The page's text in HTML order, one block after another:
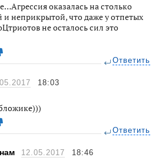
оказалась на столько
и неприкрытой, что даже у отпетых
не осталось сил это
Ответить
18:03
Ответить
12.05.2017 18:46